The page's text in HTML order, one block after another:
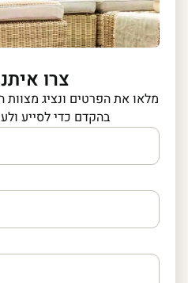
צרו
מלאו את הפרטים ונציג מצוות
בהקדם כדי לסייע